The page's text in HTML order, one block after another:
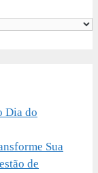
Dia do
Sua
de